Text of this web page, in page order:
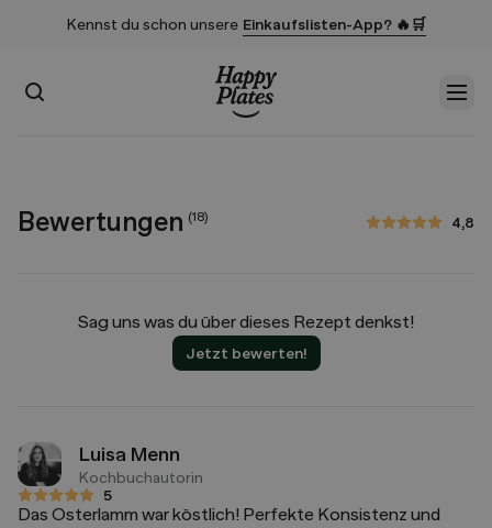
Kennst du schon unsere Einkaufslisten-App? 🔥🛒
Suchen
Bewertungen (18) 4,8
4,8 von 5 Sternen
Sag uns was du über dieses Rezept denkst!
Jetzt bewerten!
Luisa Menn
Kochbuchautorin
5
5 von 5 Sternen
Das Osterlamm war köstlich! Perfekte Konsistenz und